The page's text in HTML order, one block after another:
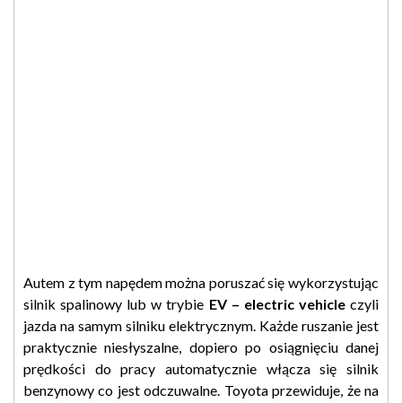
Autem z tym napędem można poruszać się wykorzystując
silnik spalinowy lub w trybie EV – electric vehicleczyli
jazda na samym silniku elektrycznym. Każde ruszanie jest
praktycznie niesłyszalne, dopiero po osiągnięciu danej
prędkości do pracy automatycznie włącza się silnik
benzynowy co jest odczuwalne. Toyota przewiduje, że na